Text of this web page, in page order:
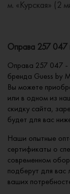
м. «Курская» (2
Оправа 257 047
Оправа 257 047 -
бренда Guess by
Вы можете
или в одном из
скидку сайта,
будет для вас
Наши опытные
сертификаты о
современном
подберут для вас
ваших